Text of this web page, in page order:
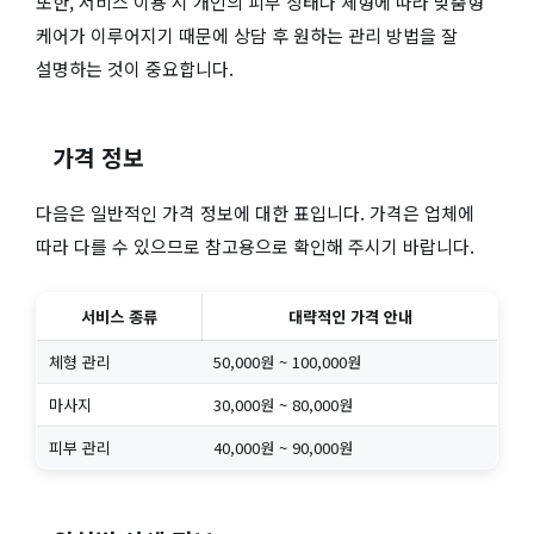
케어가 이루어지기 때문에 상담 후 원하는 관리 방법을 잘
설명하는 것이 중요합니다.
가격 정보
다음은 일반적인 가격 정보에 대한 표입니다. 가격은 업체에
따라 다를 수 있으므로 참고용으로 확인해 주시기 바랍니다.
서비스 종류
대략적인 가격 안내
체형 관리
50,000원 ~ 100,000원
마사지
30,000원 ~ 80,000원
피부 관리
40,000원 ~ 90,000원